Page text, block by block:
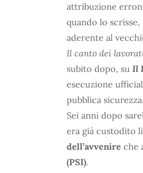
attribuzione
quando lo
aderente al
Il canto dei
subito dopo, su Il
esecuzione
pubblica
Sei anni dopo
era già custodito
dell’avvenire che
(PSI).